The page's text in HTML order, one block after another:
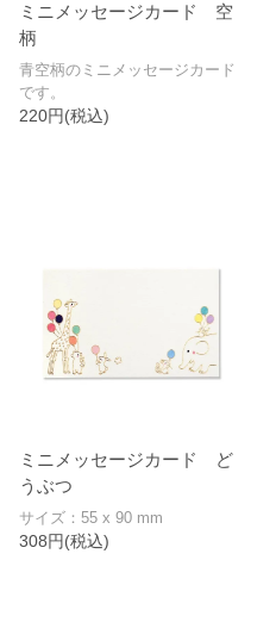
ミニメッセージカード 空
柄
青空柄のミニメッセージカード
です。
220円(税込)
ミニメッセージカード ど
うぶつ
サイズ：55 x 90 mm
308円(税込)